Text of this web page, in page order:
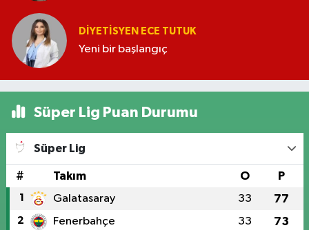
DIYETISYEN ECE TUTUK
Yeni bir başlangıç
Süper Lig Puan Durumu
Süper Lig
# Takım O P
1 Galatasaray 33 77
2 Fenerbahçe 33 73